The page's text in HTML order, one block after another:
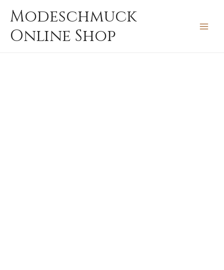
Inhalt
springen
Modeschmuck
Online Shop